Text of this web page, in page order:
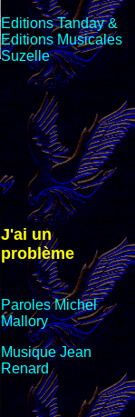
EditionsTanday &
Editions Musicales
Suzelle
J'ai un
problème
Paroles Michel
Mallory
Musique Jean
Renard